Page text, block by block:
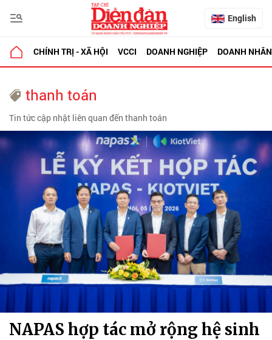
English
CHÍNH TRỊ - XÃ HỘI VCCI DOANH NGHIỆP DOANH NHÂN
thanh toán
Tin tức cập nhật liên quan đến thanh toán
NAPAS hợp tác mở rộng hệ sinh